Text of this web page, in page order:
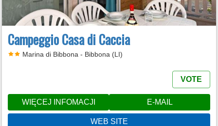
Campeggio Casa di Caccia
Marina di Bibbona - Bibbona (LI)
VOTE
WIĘCEJ INFOMACJI E-MAIL
WEB SITE